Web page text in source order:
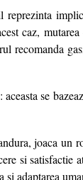
caz,
recomanda
se
joaca un
si satisfactie
adaptarea